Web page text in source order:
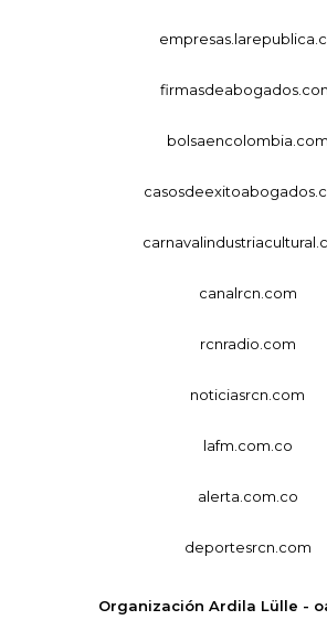
bolsaencolombia.com
canalrcn.com
rcnradio.com
noticiasrcn.com
lafm.com.co
alerta.com.co
deportesrcn.com
Organización Ardila Lülle -